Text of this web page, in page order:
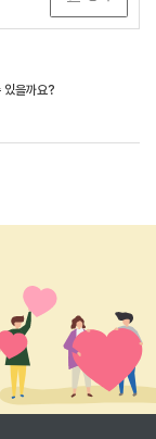
있을까요?